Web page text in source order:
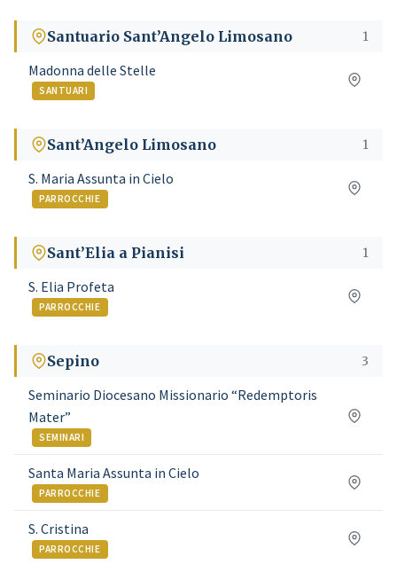
Santuario Sant’Angelo Limosano 1
Madonna delle Stelle
SANTUARI
Sant’Angelo Limosano 1
S. Maria Assunta in Cielo
PARROCCHIE
Sant’Elia a Pianisi 1
S. Elia Profeta
PARROCCHIE
Sepino 3
Seminario Diocesano Missionario “Redemptoris
Mater”
SEMINARI
Santa Maria Assunta in Cielo
PARROCCHIE
S. Cristina
PARROCCHIE